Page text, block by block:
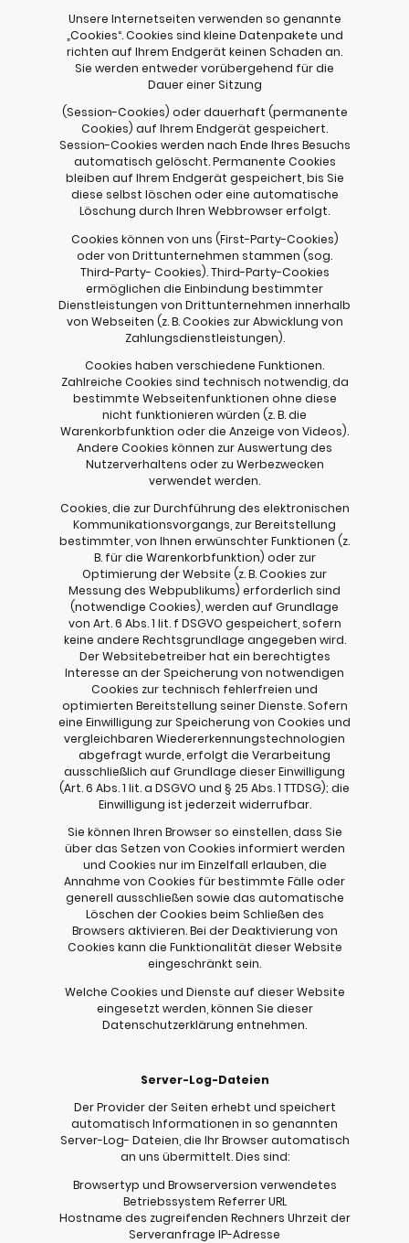
Unsere Internetseiten verwenden so genannte
„Cookies“. Cookies sind kleine Datenpakete und
richten auf Ihrem Endgerät keinen Schaden an.
Sie werden entweder vorübergehend für die
Dauer einer Sitzung
(Session-Cookies) oder dauerhaft (permanente
Cookies) auf Ihrem Endgerät gespeichert.
Session-Cookies werden nach Ende Ihres Besuchs
automatisch gelöscht. Permanente Cookies
bleiben auf Ihrem Endgerät gespeichert, bis Sie
diese selbst löschen oder eine automatische
Löschung durch Ihren Webbrowser erfolgt.
Cookies können von uns (First-Party-Cookies)
oder von Drittunternehmen stammen (sog.
Third-Party- Cookies). Third-Party-Cookies
ermöglichen die Einbindung bestimmter
Dienstleistungen von Drittunternehmen innerhalb
von Webseiten (z. B. Cookies zur Abwicklung von
Zahlungsdienstleistungen).
Cookies haben verschiedene Funktionen.
Zahlreiche Cookies sind technisch notwendig, da
bestimmte Webseitenfunktionen ohne diese
nicht funktionieren würden (z. B. die
Warenkorbfunktion oder die Anzeige von Videos).
Andere Cookies können zur Auswertung des
Nutzerverhaltens oder zu Werbezwecken
verwendet werden.
Cookies, die zur Durchführung des elektronischen
Kommunikationsvorgangs, zur Bereitstellung
bestimmter, von Ihnen erwünschter Funktionen (z.
B. für die Warenkorbfunktion) oder zur
Optimierung der Website (z. B. Cookies zur
Messung des Webpublikums) erforderlich sind
(notwendige Cookies), werden auf Grundlage
von Art. 6 Abs. 1 lit. f DSGVO gespeichert, sofern
keine andere Rechtsgrundlage angegeben wird.
Der Websitebetreiber hat ein berechtigtes
Interesse an der Speicherung von notwendigen
Cookies zur technisch fehlerfreien und
optimierten Bereitstellung seiner Dienste. Sofern
eine Einwilligung zur Speicherung von Cookies und
vergleichbaren Wiedererkennungstechnologien
abgefragt wurde, erfolgt die Verarbeitung
ausschließlich auf Grundlage dieser Einwilligung
(Art. 6 Abs. 1 lit. a DSGVO und § 25 Abs. 1 TTDSG); die
Einwilligung ist jederzeit widerrufbar.
Sie können Ihren Browser so einstellen, dass Sie
über das Setzen von Cookies informiert werden
und Cookies nur im Einzelfall erlauben, die
Annahme von Cookies für bestimmte Fälle oder
generell ausschließen sowie das automatische
Löschen der Cookies beim Schließen des
Browsers aktivieren. Bei der Deaktivierung von
Cookies kann die Funktionalität dieser Website
eingeschränkt sein.
Welche Cookies und Dienste auf dieser Website
eingesetzt werden, können Sie dieser
Datenschutzerklärung entnehmen.
Server-Log-Dateien
Der Provider der Seiten erhebt und speichert
automatisch Informationen in so genannten
Server-Log- Dateien, die Ihr Browser automatisch
an uns übermittelt. Dies sind:
Browsertyp und Browserversion verwendetes
Betriebssystem Referrer URL
Hostname des zugreifenden Rechners Uhrzeit der
Serveranfrage IP-Adresse